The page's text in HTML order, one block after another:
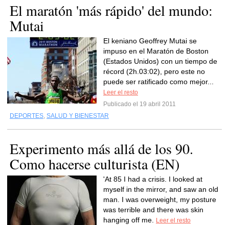
El maratón 'más rápido' del mundo:
Mutai
El keniano Geoffrey Mutai se
impuso en el Maratón de Boston
(Estados Unidos) con un tiempo de
récord (2h.03:02), pero este no
puede ser ratificado como mejor...
Leer el resto
Publicado el 19 abril 2011
DEPORTES, SALUD Y BIENESTAR
Experimento más allá de los 90.
Como hacerse culturista (EN)
'At 85 I had a crisis. I looked at
myself in the mirror, and saw an old
man. I was overweight, my posture
was terrible and there was skin
hanging off me.
Leer el resto